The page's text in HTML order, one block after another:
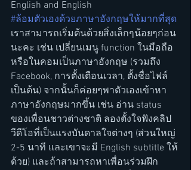
English and English
#ล้อมตัวเองด้วยภาษาอังกฤษให้มากที่สุด
เราสามารถเริ่มต้นด้วยสิ่งเล็กๆน้อยๆก่อน
นะคะ เช่น เปลี่ยนเมนู function ในมือถือ
หรือในคอมเป็นภาษาอังกฤษ (รวมถึง
Facebook, การตั้งเตือนเวลา, ตั้งชื่อไฟล์
เป็นต้น) จากนั้นก็ค่อยๆพาตัวเองเข้าหา
ภาษาอังกฤษมากขึ้น เช่น อ่าน status
ของเพื่อนชาวต่างชาติ ลองตั้งใจฟังคลิป
วีดีโอที่เป็นแรงบันดาลใจต่างๆ (ส่วนใหญ่
2-5 นาที และเขาจะมี English subtitle ให้
ด้วย) และถ้าสามารถหาเพื่อนร่วมฝึก